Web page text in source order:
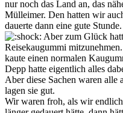
nur noch das Land an, das
Mülleimer. Den hatten wir
dauerte dann eine gute
Aber zum Glück
Reisekaugummi
kaute einen normalen
Depp hatte eigentlich alles
Aber diese Sachen waren
lagen sie gut.
Wir waren froh, als wir